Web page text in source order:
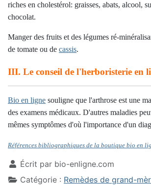
riches en cholestérol: graisses, abats, alcool,
chocolat.
Manger des fruits et des légumes ré-
de tomate ou de cassis.
III. Le conseil de l'herboristerie en
Bio en ligne souligne que l'arthrose est une
des examens médicaux. D'autres maladies
mêmes symptômes d'où l'importance d'un
Références bibliographiques de la boutique bio en
Écrit par bio-enligne.com
Catégorie : Remèdes de grand-